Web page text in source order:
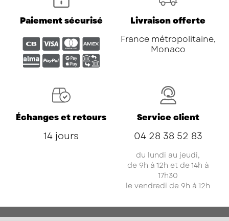
Paiement sécurisé
Livraison offerte
France métropolitaine,
Monaco
Échanges et retours
14 jours
Service client
04 28 38 52 83
du lundi au jeudi,
de 9h à 12h et de 14h à
17h30
le vendredi de 9h à 12h